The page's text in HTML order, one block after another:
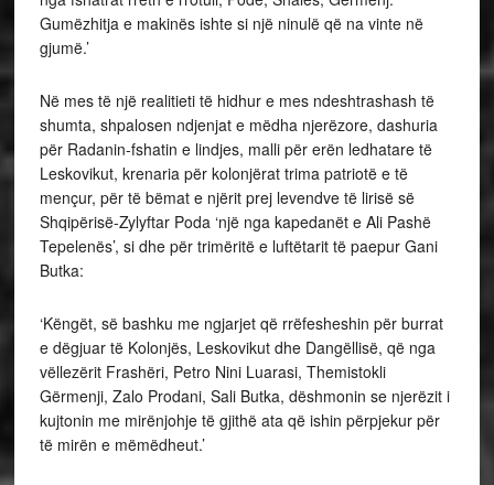
Gumëzhitja e makinës ishte si një ninulë që na vinte në
gjumë.’
Në mes të një realitieti të hidhur e mes ndeshtrashash të
shumta, shpalosen ndjenjat e mëdha njerëzore, dashuria
për Radanin-fshatin e lindjes, malli për erën ledhatare të
Leskovikut, krenaria për kolonjërat trima patriotë e të
mençur, për të bëmat e njërit prej levendve të lirisë së
Shqipërisë-Zylyftar Poda ‘një nga kapedanët e Ali Pashë
Tepelenës’, si dhe për trimëritë e luftëtarit të paepur Gani
Butka:
‘Këngët, së bashku me ngjarjet që rrëfesheshin për burrat
e dëgjuar të Kolonjës, Leskovikut dhe Dangëllisë, që nga
vëllezërit Frashëri, Petro Nini Luarasi, Themistokli
Gërmenji, Zalo Prodani, Sali Butka, dëshmonin se njerëzit i
kujtonin me mirënjohje të gjithë ata që ishin përpjekur për
të mirën e mëmëdheut.’